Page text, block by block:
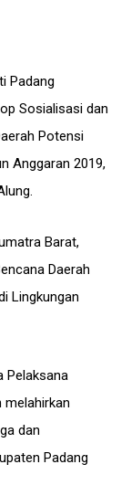
Padang
Sosialisasi dan
Potensi
Anggaran 2019,
Barat,
Daerah
Lingkungan
Pelaksana
melahirkan
dan
Padang